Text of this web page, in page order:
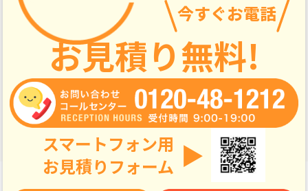
今すぐお電話
お見積り無料!
スマートフォン用
お見積りフォーム ▶